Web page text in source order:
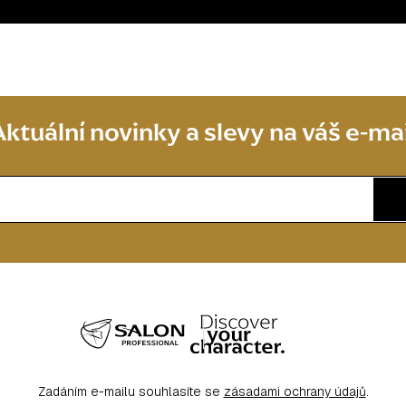
novinky a slevy na váš e-
Zadáním e-mailu souhlasíte se zásadami ochrany údajů.